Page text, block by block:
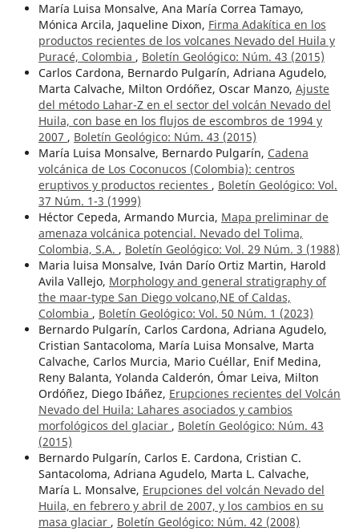
María Luisa Monsalve, Ana María Correa Tamayo,
Mónica Arcila, Jaqueline Dixon, Firma Adakítica en los
productos recientes de los volcanes Nevado del Huila y
Puracé, Colombia , Boletín Geológico: Núm. 43 (2015)
Carlos Cardona, Bernardo Pulgarín, Adriana Agudelo,
Marta Calvache, Milton Ordóñez, Oscar Manzo, Ajuste
del método Lahar-Z en el sector del volcán Nevado del
Huila, con base en los flujos de escombros de 1994 y
2007 , Boletín Geológico: Núm. 43 (2015)
María Luisa Monsalve, Bernardo Pulgarín, Cadena
volcánica de Los Coconucos (Colombia): centros
eruptivos y productos recientes , Boletín Geológico: Vol.
37 Núm. 1-3 (1999)
Héctor Cepeda, Armando Murcia, Mapa preliminar de
amenaza volcánica potencial. Nevado del Tolima,
Colombia, S.A. , Boletín Geológico: Vol. 29 Núm. 3 (1988)
Maria luisa Monsalve, Iván Darío Ortiz Martin, Harold
Avila Vallejo, Morphology and general stratigraphy of
the maar-type San Diego volcano,NE of Caldas,
Colombia , Boletín Geológico: Vol. 50 Núm. 1 (2023)
Bernardo Pulgarín, Carlos Cardona, Adriana Agudelo,
Cristian Santacoloma, María Luisa Monsalve, Marta
Calvache, Carlos Murcia, Mario Cuéllar, Enif Medina,
Reny Balanta, Yolanda Calderón, Ómar Leiva, Milton
Ordóñez, Diego Ibáñez, Erupciones recientes del Volcán
Nevado del Huila: Lahares asociados y cambios
morfológicos del glaciar , Boletín Geológico: Núm. 43
(2015)
Bernardo Pulgarín, Carlos E. Cardona, Cristian C.
Santacoloma, Adriana Agudelo, Marta L. Calvache,
María L. Monsalve, Erupciones del volcán Nevado del
Huila, en febrero y abril de 2007, y los cambios en su
masa glaciar , Boletín Geológico: Núm. 42 (2008)